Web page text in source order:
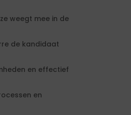
weegt mee in de
de kandidaat
en effectief
en